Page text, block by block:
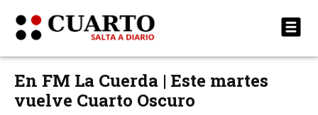
En FM La Cuerda | Este martes
vuelve Cuarto Oscuro